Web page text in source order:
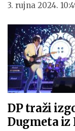
3. rujna 2024.
DP traži
Dugmeta